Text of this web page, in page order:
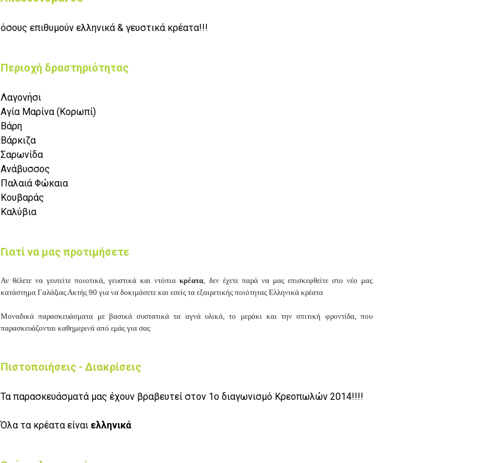
όσους επιθυμούν ελληνικά & γευστικά κρέατα!!!
Περιοχή δραστηριότητας
Λαγονήσι
Αγία Μαρίνα (Κορωπί)
Βάρη
Βάρκιζα
Σαρωνίδα
Ανάβυσσος
Παλαιά Φώκαια
Κουβαράς
Καλύβια
Γιατί να μας προτιμήσετε
Αν θέλετε να γευτείτε ποιοτικά, γευστικά και ντόπιακρέατα, δεν έχετε παρά να μας επισκεφθείτε στο νέο μας
κατάστημα Γαλάζιας Ακτής 90 για να δοκιμάσετε και εσείς τα εξαιρετικής ποιότητας Ελληνικά κρέατα
Μοναδικά παρασκευάσματα με βασικά συστατικά τα αγνά υλικά, το μεράκι και την σπιτική φροντίδα, που
παρασκευάζονται καθημερινά από εμάς για σας
Πιστοποιήσεις - Διακρίσεις
Τα παρασκευάσματά μας έχουν βραβευτεί στον 1ο διαγωνισμό Κρεοπωλών 2014!!!!
Όλα τα κρέατα είναι ελληνικά